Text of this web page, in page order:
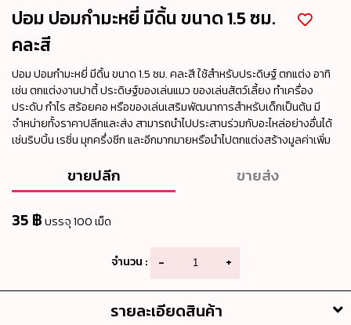
ปอม ปอมกำมะหยี่ มีดิ้น ขนาด 1.5 ซม.
คละสี
ปอม ปอมกำมะหยี่ มีดิ้น ขนาด 1.5 ซม. คละสี ใช้สำหรับประดิษฐ์ ตกแต่ง อาทิ
เช่น ตกแต่งงานปาตี้ ประดิษฐ์ของเล่นแมว ของเล่นสัตว์เลี้ยง ทำเครื่อง
ประดับ กำไร สร้อยคอ หรือของเล่นเสริมพัฒนาการสำหรับเด็กเป็นต้น มี
จำหน่ายทั้งราคาปลีกและส่ง สามารถนำไปประสานร่วมกับอะไหล่อย่างอื่นได้
เช่นริบบิ้น เรซิ่น มุกครึ่งซีก และอีกมากมายหรือนำไปตกแต่งสร้างมูลค่าเพิ่ม
ขายปลีก ขายส่ง
35 ฿บรรจุ 100 เม็ด
จำนวน : - +
รายละเอียดสินค้า